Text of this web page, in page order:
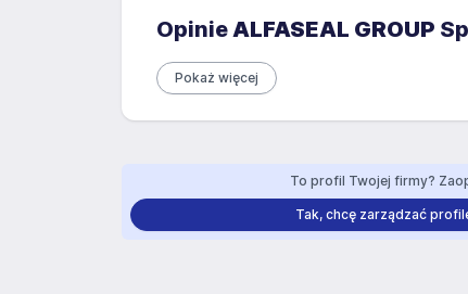
OpinieALFASEAL GROUP
Pokaż więcej
To profil Twojej firmy?
Tak, chcę zarządzać